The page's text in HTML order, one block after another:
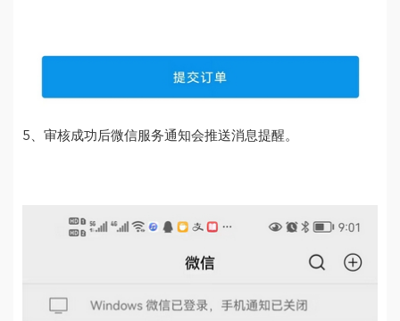
5、审核成功后微信服务通知会推送消息提醒。